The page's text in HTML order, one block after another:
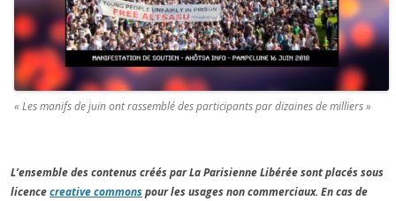
« Les manifs de juin ont rassemblé des participants par dizaines de milliers »
L’ensemble des contenus créés par La Parisienne Libérée sont placés sous
licencecreative commonspour les usages non commerciaux. En cas de